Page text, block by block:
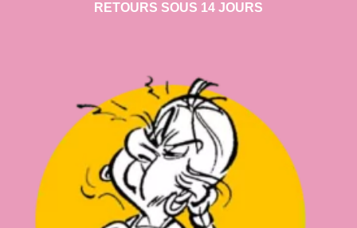
RETOURS SOUS 14 JOURS